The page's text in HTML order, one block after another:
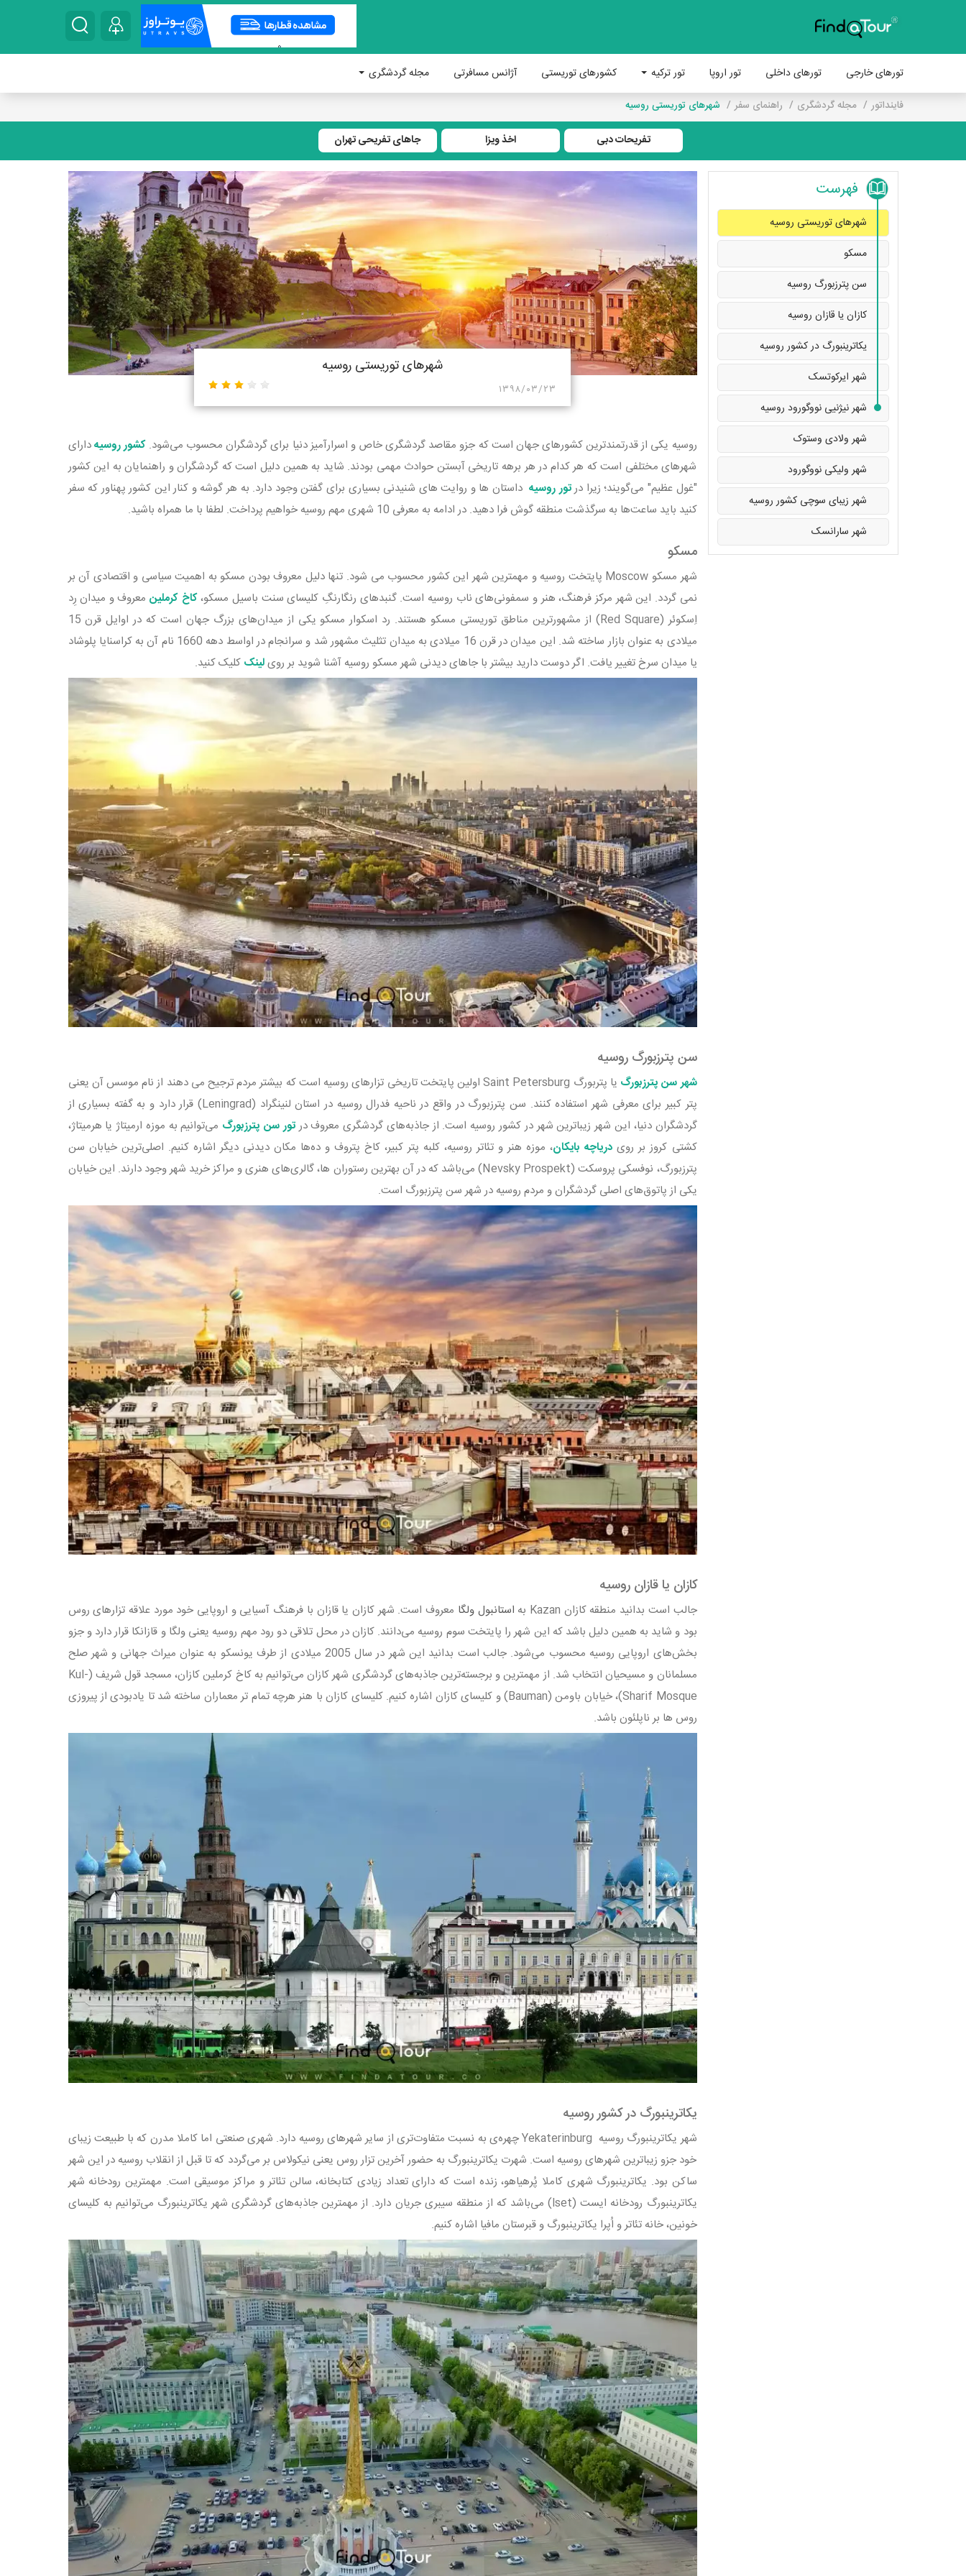
تورهای خارجی تورهای داخلی تور اروپا تور ترکیه کشورهای توریستی آژانس مسافرتی مجله گردشگری
فاینداتور مجله گردشگری راهنمای سفر شهرهای توریستی روسیه
تفریحات دبی اخذ ویزا جاهای تفریحی تهران
فهرست
شهرهای توریستی روسیه
مسکو
سن پترزبورگ روسیه
کازان یا قازان روسیه
یکاترینبورگ در کشور روسیه
شهر ایرکوتسک
شهر نیژنیی نووگورود روسیه
شهر ولادی وستوک
شهر ولیکی نووگورود
شهر زیبای سوچی کشور روسیه
شهر سارانسک
شهرهای توریستی روسیه
۱۳۹۸/۰۳/۲۳
روسیه یکی از قدرتمند‌ترین کشورهای جهان است که جزو مقاصد گردشگری خاص و اسرارآمیز دنیا برای گردشگران محسوب می‌شود.کشور روسیهدارای
شهرهای مختلفی است که هر کدام در هر برهه تاریخی آبستن حوادث مهمی بودند. شاید به همین دلیل است که گردشگران و راهنمایان به این کشور
"غول عظیم" می‌گویند؛ زیرا درتور روسیه داستان ها و روایت های شنیدنی بسیاری برای گفتن وجود دارد. به هر گوشه و کنار این کشور پهناور که سفر
کنید باید ساعت‌ها به سرگذشت منطقه گوش فرا دهید. در ادامه به معرفی 10 شهری مهم روسیه خواهیم پرداخت. لطفا با ما همراه باشید.
مسکو
شهر مسکو Moscow پایتخت روسیه و مهمترین شهر این کشور محسوب می شود. تنها دلیل معروف بودن مسکو به اهمیت سیاسی و اقتصادی آن بر
نمی گردد. این شهر مرکز فرهنگ، هنر و سمفونی‌های ناب روسیه است. گنبدهای رنگارنگِ کلیسای سنت باسیل مسکو،کاخ کرملین معروف و میدان رِد
اِسکوئر (Red Square) از مشهورترین مناطق توریستی مسکو هستند. رد اسکوار مسکو یکی از میدان‌های بزرگ جهان است که در اوايل قرن 15
میلادی به عنوان بازار ساخته شد. این میدان در قرن 16 میلادی به ميدان تثليث مشهور شد و سرانجام در اواسط دهه 1660 نام آن به كراسنايا پلوشاد
يا ميدان سرخ تغيير يافت. اگر دوست دارید بیشتر با جاهای دیدنی شهر مسکو روسیه آشنا شوید بر رویلینک کلیک کنید.
سن پترزبورگ روسیه
شهر سن پترزبورگ
یا پتربورگ Saint Petersburg اولین پایتخت تاریخی تزارهای روسیه است که بیشتر مردم ترجیح می دهند از نام موسس آن یعنی
پتر کبیر برای معرفی شهر استفاده کنند. سن پترزبورگ در واقع در ناحیه فدرال روسیه در استان لنینگراد (Leningrad) قرار دارد و به گفته بسیاری از
گردشگران دنیا، این شهر زیباترین شهر در کشور روسیه است. از جاذبه‌های گردشگری معروف درتور سن پترزبورگ می‌توانیم به موزه ارمیتاژ یا هرمیتاژ،
کشتی کروز بر روی دریاچه بایکان، موزه هنر و تئاتر روسیه، کلبه پتر کبیر، کاخ پتروف و ده‌ها مکان دیدنی دیگر اشاره کنیم. اصلی‌ترین خیابان سن
پترزبورگ، نوفسکی پروسکت (Nevsky Prospekt) می‌باشد که در آن بهترین رستوران ها، گالری‌های هنری و مراکز خرید شهر وجود دارند. این خیابان
یکی از پاتوق‌های اصلی گردشگران و مردم روسیه در شهر سن پترزبورگ است.
کازان یا قازان روسیه
جالب است بدانید منطقه کازان Kazan به استانبول ولگا معروف است. شهر کازان یا قازان با فرهنگ آسیایی و اروپایی خود مورد علاقه تزارهای روس
بود و شاید به همین دلیل باشد که این شهر را پایتخت سوم روسیه می‌دانند. کازان در محل تلاقی دو رود مهم روسیه یعنی ولگا و قازانکا قرار دارد و جزو
بخش‌های اروپایی روسیه محسوب می‌شود. جالب است بدانید این شهر در سال 2005 میلادی از طرف یونسکو به عنوان میراث جهانی و شهر صلح
مسلمانان و مسیحیان انتخاب شد. از مهمترین و برجسته‌ترین جاذبه‌های گردشگری شهر کازان می‌توانیم به کاخ کرملین کازان، مسجد قول شریف (Kul-
Sharif Mosque)، خیابان باومن (Bauman) و کلیسای کازان اشاره کنیم. کلیسای کازان با هنر هرچه تمام تر معماران ساخته شد تا یادبودی از پیروزی
روس ها بر ناپلئون باشد.
یکاترینبورگ در کشور روسیه
شهر یکاترینبورگ روسیه Yekaterinburg چهره‌ی به نسبت متفاوت‌تری از سایر شهرهای روسیه دارد. شهری صنعتی اما کاملا مدرن که با طبیعت زیبای
خود جزو زیباترین شهرهای روسیه است. شهرت یکاترینبورگ به حضور آخرین تزار روس یعنی نیکولاس بر می‌گردد که تا قبل از انقلاب روسیه در این شهر
ساکن بود. یکاترینبورگ شهری کاملا پُرهیاهو، زنده است که دارای تعداد زیادی کتابخانه، سالن تئاتر و مراکز موسیقی است. مهمترین رودخانه شهر
یکاترینبورگ رودخانه ایست (lset) می‌باشد که از منطقه سیبری جریان دارد. از مهمترین جاذبه‌های گردشگری شهر یکاترینبورگ می‌توانیم به کلیسای
خونین، خانه تئاتر و اُپرا یکاترینبورگ و قبرستان مافیا اشاره کنیم.